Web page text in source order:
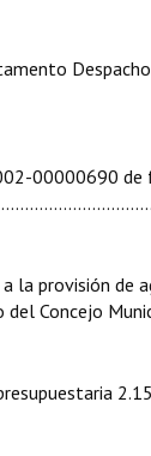
00000690
la provisión de
del Concejo